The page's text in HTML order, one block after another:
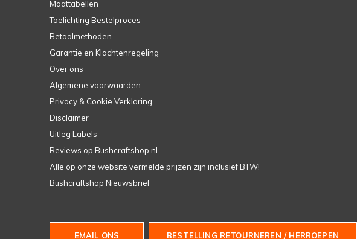
Maattabellen
Toelichting Bestelproces
Betaalmethoden
Garantie en Klachtenregeling
Over ons
Algemene voorwaarden
Privacy & Cookie Verklaring
Disclaimer
Uitleg Labels
Reviews op Bushcraftshop.nl
Alle op onze website vermelde prijzen zijn inclusief BTW!
Bushcraftshop Nieuwsbrief
EMAIL ONS BESTELLING RETOURNEREN / HERROEPEN